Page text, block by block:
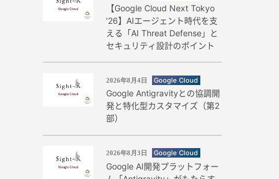
【Google Cloud Next Tokyo
’26】AIエージェント時代を支
える「AI Threat Defense」と
セキュリティ設計のポイント
2026年8月4日 Google Cloud
Google Antigravityとの協調開
発と特化型カスタマイズ（第2
部）
2026年8月3日 Google Cloud
Google AI開発プラットフォー